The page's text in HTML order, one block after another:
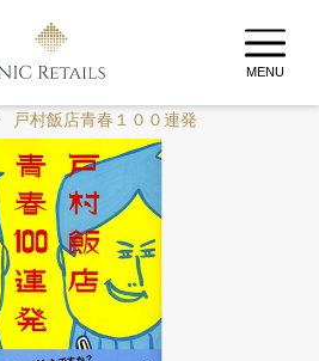
MENU
戸村飯店青春１００連発